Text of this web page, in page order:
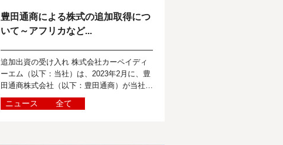
豊田通商による株式の追加取得につ
いて～アフリカなど...
追加出資の受け入れ 株式会社カーペイディ
ーエム（以下：当社）は、2023年2月に、豊
田通商株式会社（以下：豊田通商）が当社株
式を追加取得したことをお知らせいたしま
す。 当社と豊田通商は、中古車のオンラ...
ニュース 全て